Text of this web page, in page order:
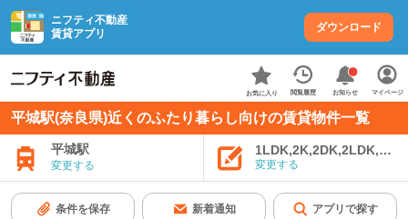
ニフティ不動産
賃貸アプリ
ダウンロード
お気に入り 閲覧履歴 お知らせ マイページ
平城駅(奈良県)近くのふたり暮らし向けの賃貸物件一覧
平城駅
変更する 変更する
条件を保存 新着通知 アプリで探す